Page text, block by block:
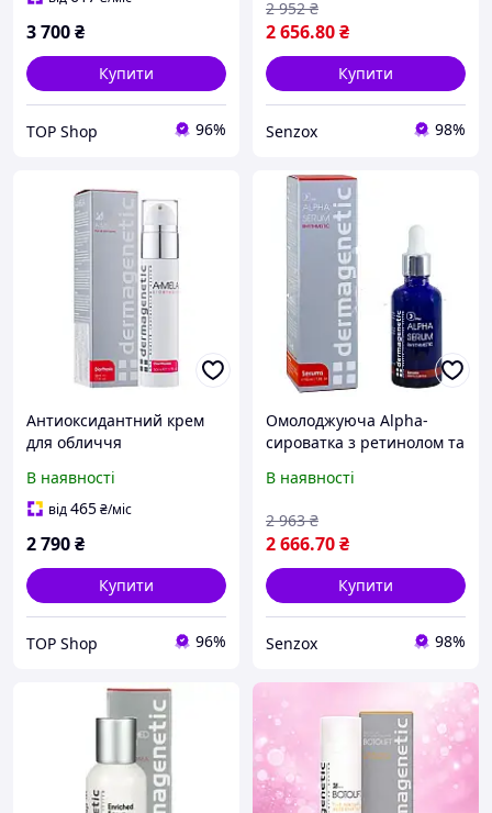
3 700₴
Купити
TOP Shop 96%
2 656.80₴
2 952 ₴
Купити
Senzox 98%
Антиоксидантний крем
для обличчя
В наявності
від465₴/міс
2 790₴
Купити
TOP Shop 96%
Омолоджуюча Alpha-
сироватка з ретинолом та
мл Dermagenetic Alpha
В наявності
2 666.70₴
2 963 ₴
Купити
Senzox 98%